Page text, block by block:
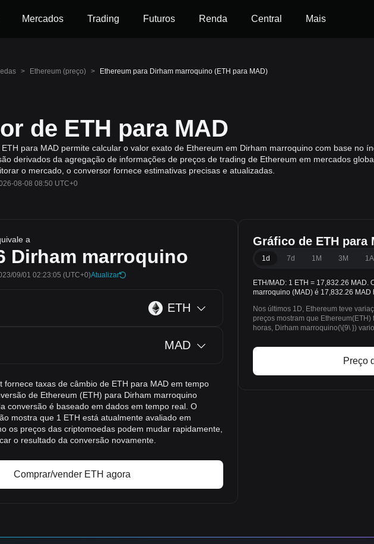
Mercados Trading Futuros Renda Central Mais
> Ethereum (preço) > Ethereum para Dirham marroquino (ETH para MAD)
de ETH para MAD
para MAD permite calcular o valor exato de Ethereum em Dirham marroquino com base no
derivados da agregação de informações de preços de trading de Ethereum em mercados
o mercado, o conversor fornece estimativas precisas e atualizadas.
08-08 08:50 UTC+0
a
Dirham marroquino
09/01 02:23:05 (UTC+0)Atualizar
ETH
MAD
fornece taxas de câmbio de ETH para MAD em tempo
de Ethereum (ETH) para Dirham marroquino
conversão é baseado em dados em tempo real. O
mostra que 1 ETH está atualmente avaliado em
os preços das criptomoedas podem mudar rapidamente,
o resultado da conversão novamente.
Comprar/vender ETH agora
Gráfico de ETH para
1d 7d 1M 3M 1A
ETH/MAD: 1 ETH = 17,832.26
marroquino (MAD) é 17,832.26 MAD
Nos últimos 1D, Ethereum teve
preços mostram que
horas, Dirham marroquino(\{9\ })
Preço